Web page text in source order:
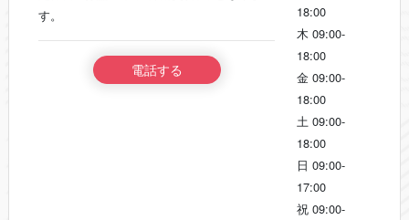
す。
電話する
18:00
木 09:00-
18:00
金 09:00-
18:00
土 09:00-
18:00
日 09:00-
17:00
祝 09:00-